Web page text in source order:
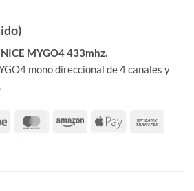
MYGO4 433mhz.
mono direccional de 4 canales y